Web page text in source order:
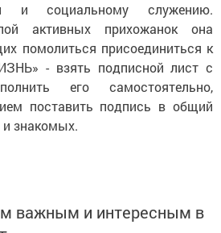
и социальному служению.
активных прихожанок она
помолиться присоединиться к
- взять подписной лист с
его самостоятельно,
поставить подпись в общий
знакомых.
важным и интересным в